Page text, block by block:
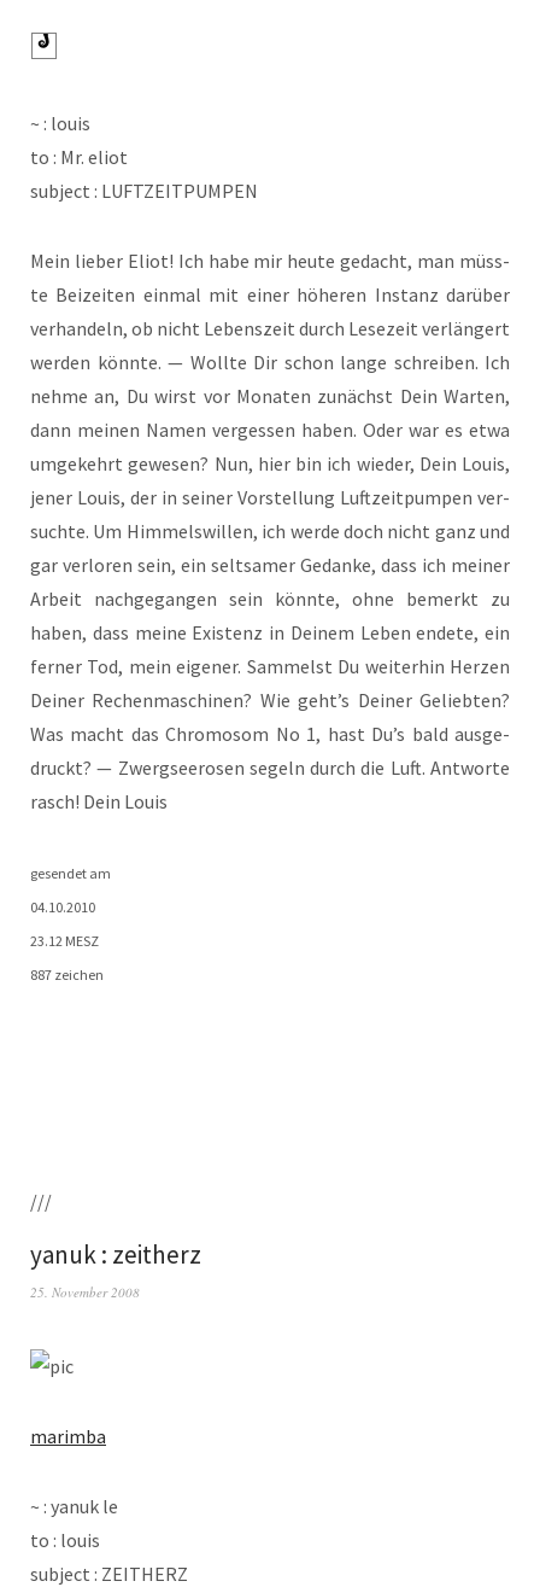
~ : louis
to : Mr. eliot
sub­ject : LUFTZEITPUMPEN
Mein lie­ber Eli­ot! Ich habe mir heu­te gedacht, man müss­
te Bei­zei­ten ein­mal mit einer höhe­ren Instanz dar­über
ver­han­deln, ob nicht Lebens­zeit durch Lese­zeit ver­län­gert
wer­den könn­te. — Woll­te Dir schon lan­ge schrei­ben. Ich
neh­me an, Du wirst vor Mona­ten zunächst Dein War­ten,
dann mei­nen Namen ver­ges­sen haben. Oder war es etwa
umge­kehrt gewe­sen? Nun, hier bin ich wie­der, Dein Lou­is,
jener Lou­is, der in sei­ner Vor­stel­lung Luft­zeit­pum­pen ver­
such­te. Um Him­mels­wil­len, ich wer­de doch nicht ganz und
gar ver­lo­ren sein, ein selt­sa­mer Gedan­ke, dass ich mei­ner
Arbeit nach­ge­gan­gen sein könn­te, ohne bemerkt zu
haben, dass mei­ne Exis­tenz in Dei­nem Leben ende­te, ein
fer­ner Tod, mein eige­ner. Sam­melst Du wei­ter­hin Her­zen
Dei­ner Rechen­ma­schi­nen? Wie geht’s Dei­ner Gelieb­ten?
Was macht das Chro­mo­som No 1, hast Du’s bald aus­ge­
druckt? — Zwerg­see­ro­sen segeln durch die Luft. Ant­wor­te
rasch! Dein Louis
gesen­det am
04.10.2010
23.12 MESZ
887 zeichen
///
yanuk : zeitherz
25. November 2008
marim­ba
~ : yanuk le
to : louis
sub­ject : ZEITHERZ